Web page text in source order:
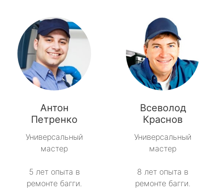
Антон
Петренко
Универсальный
мастер
5 лет опыта в
ремонте багги.
Всеволод
Краснов
Универсальный
мастер
8 лет опыта в
ремонте багги.